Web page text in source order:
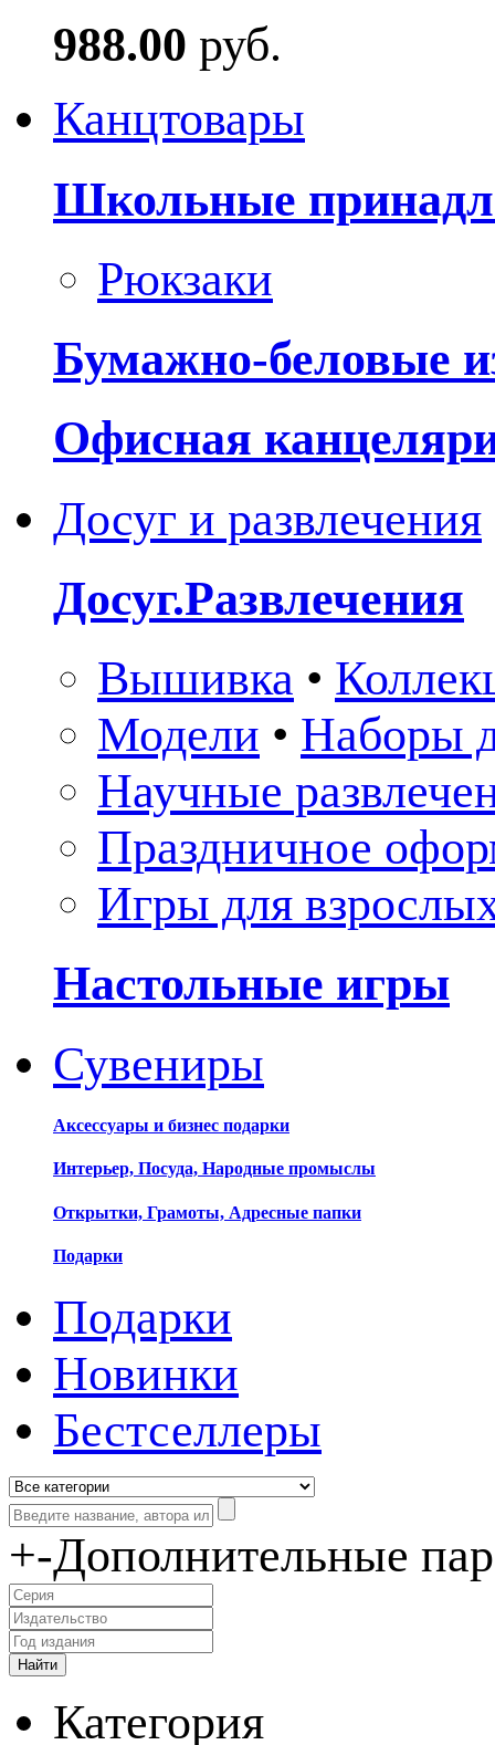
988.00 руб.
Канцтовары
Школьные
Рюкзаки
Бумажно-беловые
Офисная
Досуг и развлечения
Досуг.Развлечения
Вышивка •
Модели • Наборы
Научные
Праздничное
Игры для
Настольные игры
Сувениры
Аксессуары и бизнес подарки
Интерьер, Посуда, Народные промыслы
Открытки, Грамоты, Адресные папки
Подарки
Подарки
Новинки
Бестселлеры
+-Дополнительные
Категория